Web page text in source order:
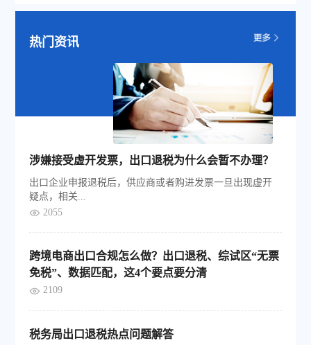
热门资讯
涉嫌接受虚开发票，出口退税为什么会暂不办理？
出口企业申报退税后，供应商或者购进发票一旦出现虚开
疑点，相关...
2055
跨境电商出口合规怎么做？出口退税、综试区“无票
免税”、数据匹配，这4个要点要分清
2109
税务局出口退税热点问题解答